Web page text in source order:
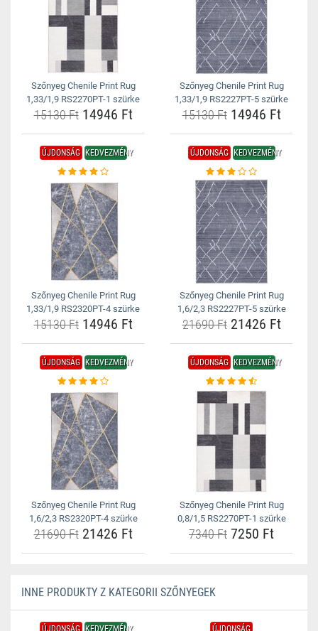
Szőnyeg Chenile Print Rug
1,33/1,9 RS2270PT-1 szürke
15130 Ft14946 Ft
Szőnyeg Chenile Print Rug
1,33/1,9 RS2227PT-5 szürke
15130 Ft14946 Ft
ÚJDONSÁG KEDVEZMÉNY
Szőnyeg Chenile Print Rug
1,33/1,9 RS2320PT-4 szürke
15130 Ft14946 Ft
ÚJDONSÁG KEDVEZMÉNY
Szőnyeg Chenile Print Rug
1,6/2,3 RS2227PT-5 szürke
21690 Ft21426 Ft
ÚJDONSÁG KEDVEZMÉNY
Szőnyeg Chenile Print Rug
1,6/2,3 RS2320PT-4 szürke
21690 Ft21426 Ft
ÚJDONSÁG KEDVEZMÉNY
Szőnyeg Chenile Print Rug
0,8/1,5 RS2270PT-1 szürke
7340 Ft 7250 Ft
INNE PRODUKTY Z KATEGORII SZŐNYEGEK
ÚJDONSÁG KEDVEZMÉNY ÚJDONSÁG